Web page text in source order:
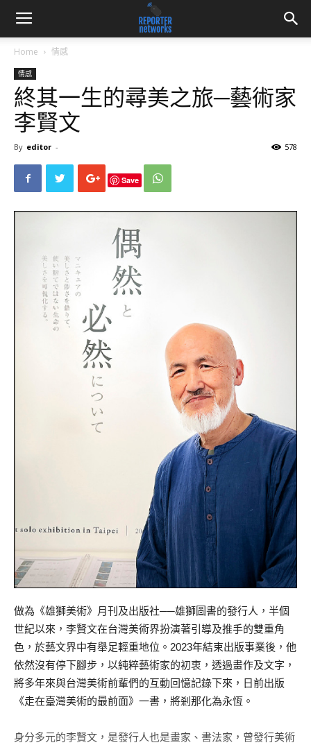
Home 情感
情感
終其一生的尋美之旅─藝術家
李賢文
By editor - 578
Save
做為《雄獅美術》月刊及出版社──雄獅圖書的發行人，半個
世紀以來，李賢文在台灣美術界扮演著引導及推手的雙重角
色，於藝文界中有舉足輕重地位。2023年結束出版事業後，他
依然沒有停下腳步，以純粹藝術家的初衷，透過畫作及文字，
將多年來與台灣美術前輩們的互動回憶記錄下來，日前出版
《走在臺灣美術的最前面》一書，將剎那化為永恆。
身分多元的李賢文，是發行人也是畫家、書法家，曾發行美術